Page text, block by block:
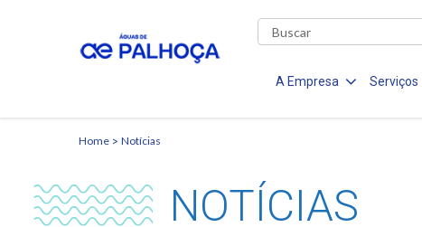
A Empresa Serviços
Home Notícias
NOTÍCIAS